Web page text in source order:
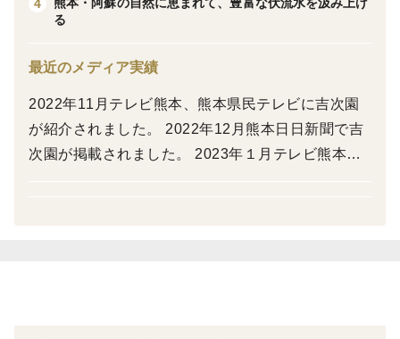
昔懐かしい種あり巨峰です。特徴は、コクが深く種周
がこず何個でもたべられます。種有りなので、皮離れが
良くたべやすいです。
4
る
最近のメディア実績
2022年11月テレビ熊本、熊本県民テレビに吉次園
が紹介されました。 2022年12月熊本日日新聞で吉
次園が掲載されました。 2023年１月テレビ熊本、